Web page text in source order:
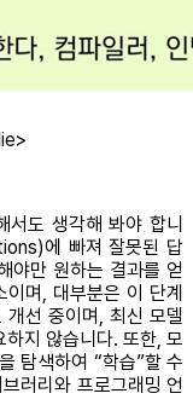
서도 생각해 봐야 합니
에 빠져 잘못된 답
야만 원하는 결과를 얻
며, 대부분은 이 단계
선 중이며, 최신 모델
지 않습니다. 또한, 모
탐색하여 “학습”할 수
러리와 프로그래밍 언